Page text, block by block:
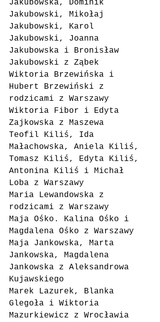
Jakubowska, Dominik
Jakubowski, Mikołaj
Jakubowski, Karol
Jakubowski, Joanna
Jakubowska i Bronisław
Jakubowski z Ząbek
Wiktoria Brzewińska i
Hubert Brzewiński z
rodzicami z Warszawy
Wiktoria Fibor i Edyta
Zajkowska z Maszewa
Teofil Kiliś, Ida
Małachowska, Aniela Kiliś,
Tomasz Kiliś, Edyta Kiliś,
Antonina Kiliś i Michał
Loba z Warszawy
Maria Lewandowska z
rodzicami z Warszawy
Maja Ośko. Kalina Ośko i
Magdalena Ośko z Warszawy
Maja Jankowska, Marta
Jankowska, Magdalena
Jankowska z Aleksandrowa
Kujawskiego
Marek Lazurek, Blanka
Glegoła i Wiktoria
Mazurkiewicz z Wrocławia